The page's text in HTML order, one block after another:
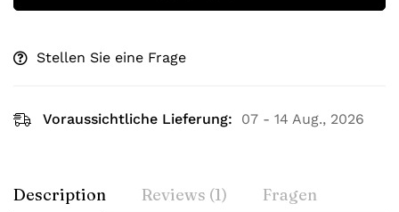
Stellen Sie eine Frage
Voraussichtliche Lieferung: 07 - 14 Aug., 2026
Description Reviews (1) Fragen